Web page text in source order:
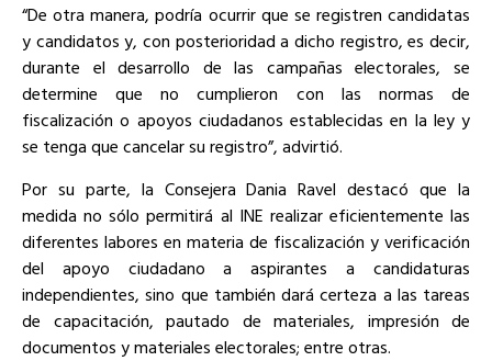
“De otra manera, podría ocurrir que se registren candidatas
y candidatos y, con posterioridad a dicho registro, es decir,
durante el desarrollo de las campañas electorales, se
determine que no cumplieron con las normas de
fiscalización o apoyos ciudadanos establecidas en la ley y
se tenga que cancelar su registro”, advirtió.
Por su parte, la Consejera Dania Ravel destacó que la
medida no sólo permitirá al INE realizar eficientemente las
diferentes labores en materia de fiscalización y verificación
del apoyo ciudadano a aspirantes a candidaturas
independientes, sino que también dará certeza a las tareas
de capacitación, pautado de materiales, impresión de
documentos y materiales electorales; entre otras.